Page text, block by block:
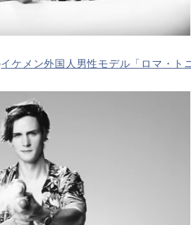
イケメン外国人男性モデル「ロマ・ト